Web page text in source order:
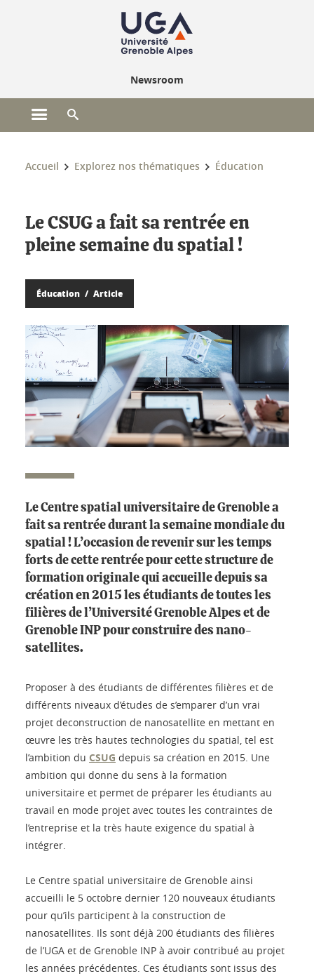
Newsroom
Ouvrir le menu principal
Vous êtes ici :
Accueil Explorez nos thématiques Éducation
Le CSUG a fait sa rentrée en
pleine semaine du spatial !
Éducation Article
Le Centre spatial universitaire de Grenoble a
fait sa rentrée durant la semaine mondiale du
spatial ! L’occasion de revenir sur les temps
forts de cette rentrée pour cette structure de
formation originale qui accueille depuis sa
création en 2015 les étudiants de toutes les
filières de l’Université Grenoble Alpes et de
Grenoble INP pour construire des nano-
satellites.
Proposer à des étudiants de différentes filières et de
différents niveaux d’études de s’emparer d’un vrai
projet deconstruction de nanosatellite en mettant en
œuvre les très hautes technologies du spatial, tel est
l’ambition du CSUG depuis sa création en 2015. Une
ambition qui donne du sens à la formation
universitaire et permet de préparer les étudiants au
travail en mode projet avec toutes les contraintes de
l’entreprise et la très haute exigence du spatial à
intégrer.
Le Centre spatial universitaire de Grenoble ainsi
accueilli le 5 octobre dernier 120 nouveaux étudiants
pour qu’ils participent à la construction de
nanosatellites. Ils sont déjà 200 étudiants des filières
de l’UGA et de Grenoble INP à avoir contribué au projet
les années précédentes. Ces étudiants sont issus des